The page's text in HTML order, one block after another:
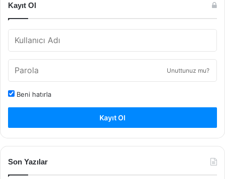
Kayıt Ol
Unuttunuz mu?
Beni hatırla
Kayıt Ol
Son Yazılar